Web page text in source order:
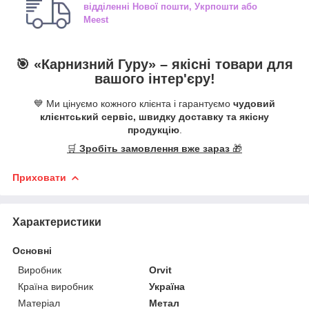
відділенні Нової пошти, Укрпошти або
Meest
🎯 «Карнизний Гуру» – якісні товари для
вашого інтер'єру!
💙 Ми цінуємо кожного клієнта і гарантуємо чудовий
клієнтський сервіс, швидку доставку та якісну
продукцію.
🛒 Зробіть замовлення вже зараз 🎁
Приховати
Характеристики
Основні
Виробник
Orvit
Країна виробник
Україна
Матеріал
Метал